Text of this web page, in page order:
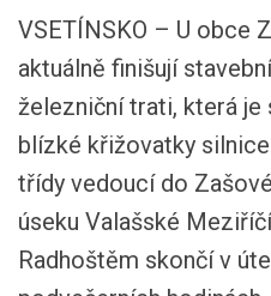
VSETÍNSKO – U obce
aktuálně finišují
železniční trati, která je
blízké křižovatky
třídy vedoucí do
úseku Valašské
Radhoštěm skončí v